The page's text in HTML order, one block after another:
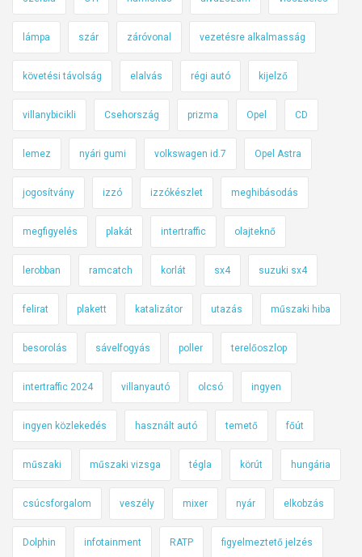
lámpa szár záróvonal vezetésre alkalmasság
követési távolság elalvás régi autó kijelző
villanybicikli Csehország prizma Opel CD
lemez nyári gumi volkswagen id.7 Opel Astra
jogosítvány izzó izzókészlet meghibásodás
megfigyelés plakát intertraffic olajteknő
lerobban ramcatch korlát sx4 suzuki sx4
felirat plakett katalizátor utazás műszaki hiba
besorolás sávelfogyás poller terelőoszlop
intertraffic 2024 villanyautó olcsó ingyen
ingyen közlekedés használt autó temető főút
műszaki műszaki vizsga tégla körút hungária
csúcsforgalom veszély mixer nyár elkobzás
Dolphin infotainment RATP figyelmeztető jelzés